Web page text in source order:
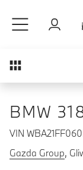
Przegląd
BMW
VIN
Gazda Group,